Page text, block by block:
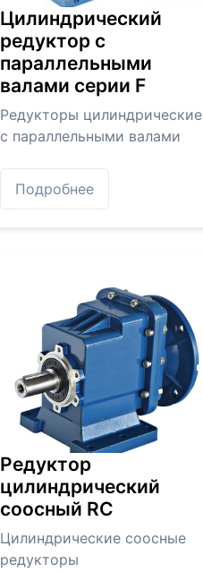
Цилиндрический
редуктор с
параллельными
валами серии F
Редукторы цилиндрические
с параллельными валами
Подробнее
Редуктор
цилиндрический
соосный RC
Цилиндрические соосные
редукторы